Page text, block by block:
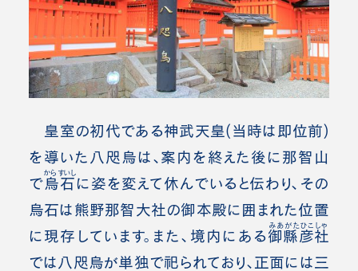
皇室の初代である神武天皇(当時は即位前)
を導いた八咫烏は、案内を終えた後に那智山
で 烏石
からすいし
に姿を変えて休んでいると伝わり、その
烏石は熊野那智大社の御本殿に囲まれた位置
に現存しています。 また、境内にある 御縣彦社
みあがたひこしゃ
では八咫烏が単独で祀られており、正面には三